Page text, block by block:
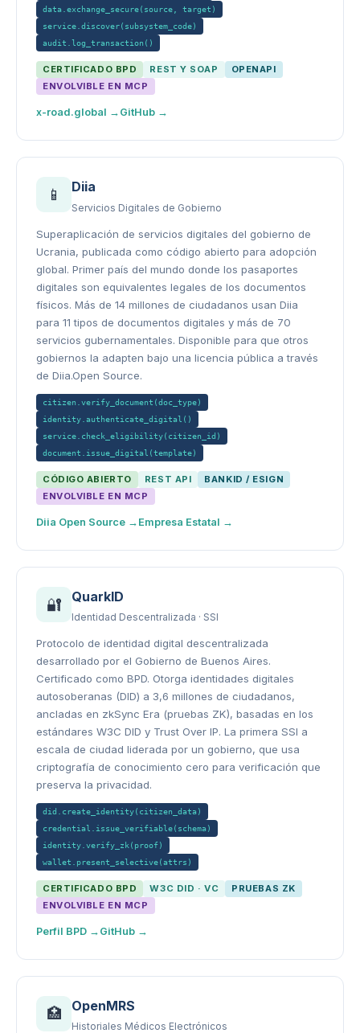
data.exchange_secure(source, target)
service.discover(subsystem_code)
audit.log_transaction()
CERTIFICADO BPD REST Y SOAP
OPENAPI
ENVOLVIBLE EN MCP
x-road.global → GitHub →
📱 Diia
Servicios Digitales de Gobierno
Superaplicación de servicios digitales del gobierno de
Ucrania, publicada como código abierto para adopción
global. Primer país del mundo donde los pasaportes
digitales son equivalentes legales de los documentos
físicos. Más de 14 millones de ciudadanos usan Diia
para 11 tipos de documentos digitales y más de 70
servicios gubernamentales. Disponible para que otros
gobiernos la adapten bajo una licencia pública a través
de Diia.Open Source.
citizen.verify_document(doc_type)
identity.authenticate_digital()
service.check_eligibility(citizen_id)
document.issue_digital(template)
CÓDIGO ABIERTO REST API
BANKID / ESIGN
ENVOLVIBLE EN MCP
Diia Open Source → Empresa Estatal →
🔐 QuarkID
Identidad Descentralizada · SSI
Protocolo de identidad digital descentralizada
desarrollado por el Gobierno de Buenos Aires.
Certificado como BPD. Otorga identidades digitales
autosoberanas (DID) a 3,6 millones de ciudadanos,
ancladas en zkSync Era (pruebas ZK), basadas en los
estándares W3C DID y Trust Over IP. La primera SSI a
escala de ciudad liderada por un gobierno, que usa
criptografía de conocimiento cero para verificación que
preserva la privacidad.
did.create_identity(citizen_data)
credential.issue_verifiable(schema)
identity.verify_zk(proof)
wallet.present_selective(attrs)
CERTIFICADO BPD W3C DID · VC
PRUEBAS ZK
ENVOLVIBLE EN MCP
Perfil BPD → GitHub →
🏥 OpenMRS
Historiales Médicos Electrónicos